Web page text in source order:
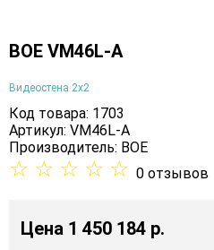
BOE VM46L-A
Видеостена 2x2
Код товара: 1703
Артикул: VM46L-A
Производитель: BOE
☆ ☆ ☆ ☆ ☆ 0 отзывов
Цена 1 450 184 p.